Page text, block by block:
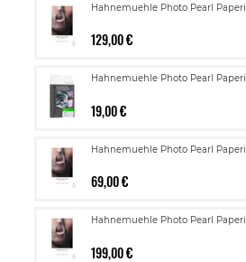
Hahnemuehle Photo Pearl
129,00 €
Hahnemuehle Photo Pearl Paperi
19,00 €
Hahnemuehle Photo Pearl
69,00 €
Hahnemuehle Photo Pearl
199,00 €